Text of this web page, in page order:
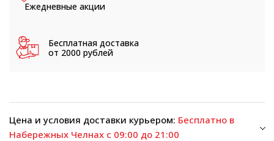
Ежедневные акции
Бесплатная доставка
от 2000 рублей
Цена и условия доставки курьером: Бесплатно в
Набережных Челнах с 09:00 до 21:00